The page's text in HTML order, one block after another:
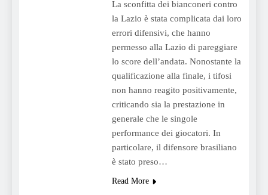
La sconfitta dei bianconeri contro
la Lazio è stata complicata dai loro
errori difensivi, che hanno
permesso alla Lazio di pareggiare
lo score dell’andata. Nonostante la
qualificazione alla finale, i tifosi
non hanno reagito positivamente,
criticando sia la prestazione in
generale che le singole
performance dei giocatori. In
particolare, il difensore brasiliano
è stato preso…
Read More